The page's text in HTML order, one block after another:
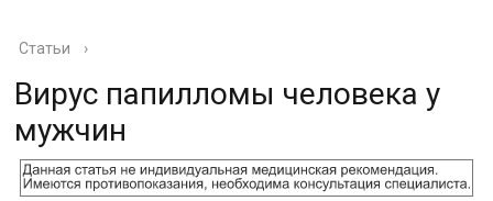
Статьи ›
Вирус папилломы человека у
мужчин